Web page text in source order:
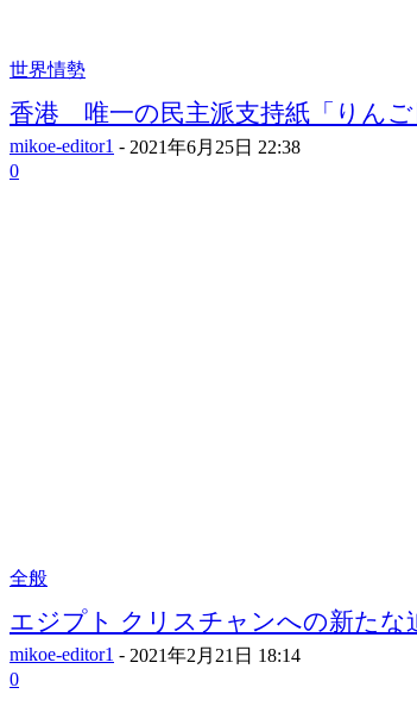
世界情勢
香港 唯一の民主派支持紙「りん
mikoe-editor1 - 2021年6月25日 22:38
0
全般
エジプト クリスチャンへの新たな
mikoe-editor1 - 2021年2月21日 18:14
0